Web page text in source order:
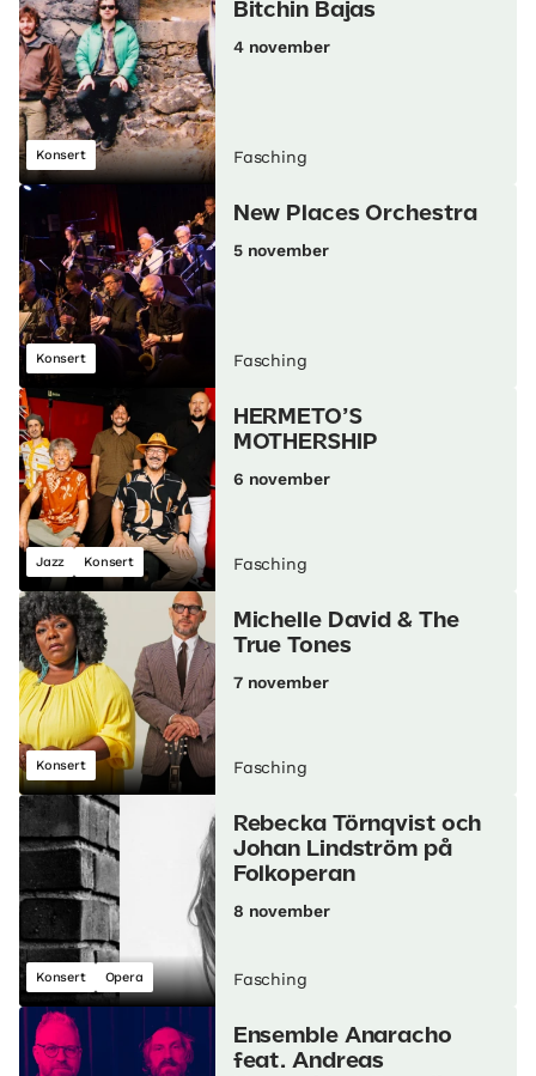
Konsert
Bitchin Bajas
4 november
Fasching
Konsert
New Places Orchestra
5 november
Fasching
Jazz Konsert
HERMETO’S
MOTHERSHIP
6 november
Fasching
Konsert
Michelle David & The
True Tones
7 november
Fasching
Konsert Opera
Rebecka Törnqvist och
Johan Lindström på
Folkoperan
8 november
Fasching
Ensemble Anaracho
feat. Andreas